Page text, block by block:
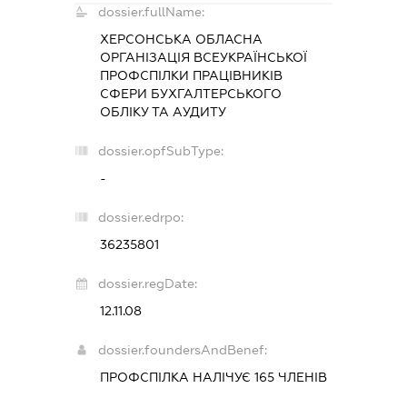
dossier.fullName:
ХЕРСОНСЬКА ОБЛАСНА
ОРГАНІЗАЦІЯ ВСЕУКРАЇНСЬКОЇ
ПРОФСПІЛКИ ПРАЦІВНИКІВ
СФЕРИ БУХГАЛТЕРСЬКОГО
ОБЛІКУ ТА АУДИТУ
dossier.opfSubType:
-
dossier.edrpo:
36235801
dossier.regDate:
12.11.08
dossier.foundersAndBenef:
ПРОФСПІЛКА НАЛІЧУЄ 165 ЧЛЕНІВ